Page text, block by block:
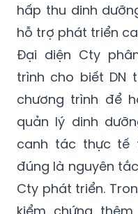
hấp thu dinh
hỗ trợ phát triển
Đại diện Cty
trình cho biết DN
chương trình để
quản lý dinh
canh tác thực tế
đúng là nguyên
Cty phát triển.